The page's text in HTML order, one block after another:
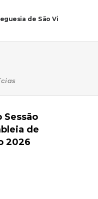
de São Vi
Sessão
de
2026